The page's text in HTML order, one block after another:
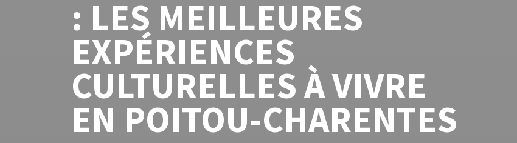
: LES MEILLEURES
EXPÉRIENCES
CULTURELLES À VIVRE
EN POITOU-CHARENTES